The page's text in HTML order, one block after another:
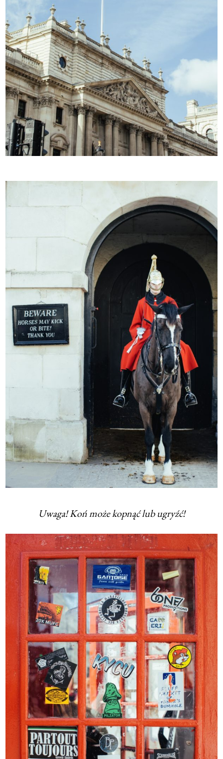
Uwaga! Koń może kopnąć lub ugryźć!